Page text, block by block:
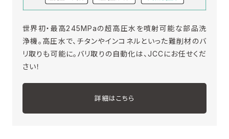
世界初・最高245MPaの超高圧水を噴射可能な部品洗
浄機。高圧水で、チタンやインコネルといった難削材のバ
リ取りも可能に。バリ取りの自動化は、JCCにお任せくだ
さい！
詳細はこちら